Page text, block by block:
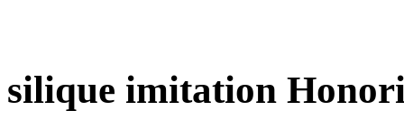
silique imitation